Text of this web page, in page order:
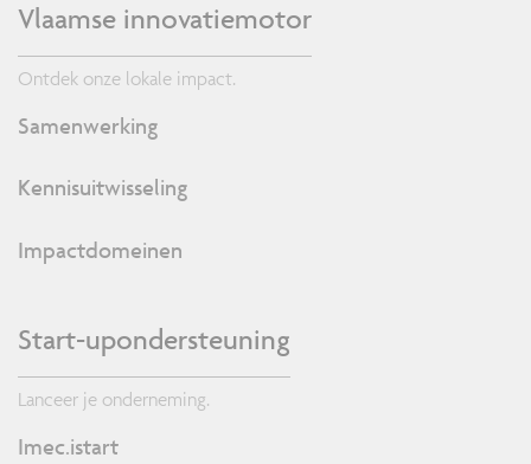
Vlaamse innovatiemotor
Ontdek onze lokale impact.
Samenwerking
Kennisuitwisseling
Impactdomeinen
Start-upondersteuning
Lanceer je onderneming.
Imec.istart